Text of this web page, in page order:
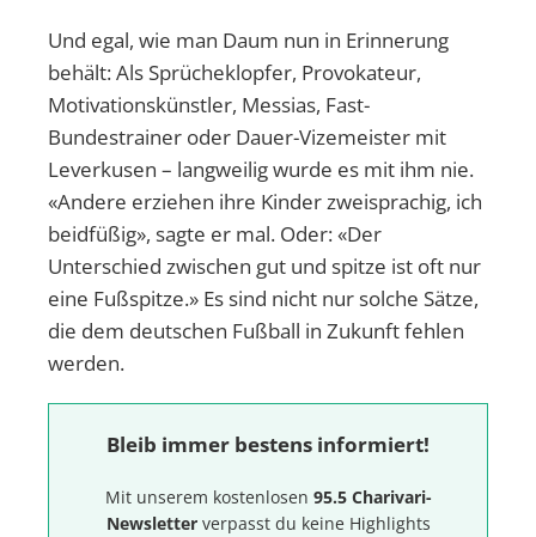
Und egal, wie man Daum nun in Erinnerung
behält: Als Sprücheklopfer, Provokateur,
Motivationskünstler, Messias, Fast-
Bundestrainer oder Dauer-Vizemeister mit
Leverkusen – langweilig wurde es mit ihm nie.
«Andere erziehen ihre Kinder zweisprachig, ich
beidfüßig», sagte er mal. Oder: «Der
Unterschied zwischen gut und spitze ist oft nur
eine Fußspitze.» Es sind nicht nur solche Sätze,
die dem deutschen Fußball in Zukunft fehlen
werden.
Bleib immer bestens informiert!
Mit unserem kostenlosen 95.5 Charivari-
Newsletterverpasst du keine Highlights